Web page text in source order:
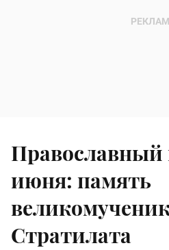
Православный
июня: память
Стратилата